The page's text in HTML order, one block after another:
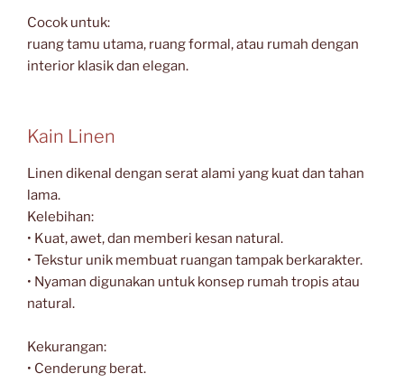
Cocok untuk:
ruang tamu utama, ruang formal, atau rumah dengan
interior klasik dan elegan.
Kain Linen
Linen dikenal dengan serat alami yang kuat dan tahan
lama.
Kelebihan:
• Kuat, awet, dan memberi kesan natural.
• Tekstur unik membuat ruangan tampak berkarakter.
• Nyaman digunakan untuk konsep rumah tropis atau
natural.
Kekurangan:
• Cenderung berat.